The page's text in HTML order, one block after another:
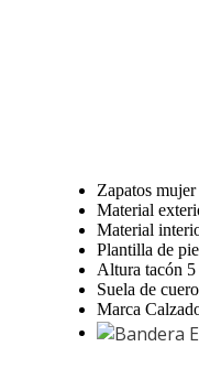
Zapatos
Material
Material
Plantilla de
Altura tacón 5
Suela de
Marca